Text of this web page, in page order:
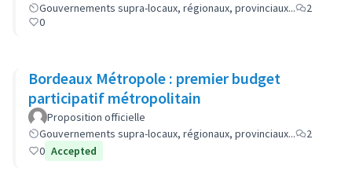
Gouvernements supra-locaux, régionaux, provinciaux...
2
0
Bordeaux Métropole : premier budget
participatif métropolitain
Proposition officielle
Gouvernements supra-locaux, régionaux, provinciaux...
2
0 Accepted